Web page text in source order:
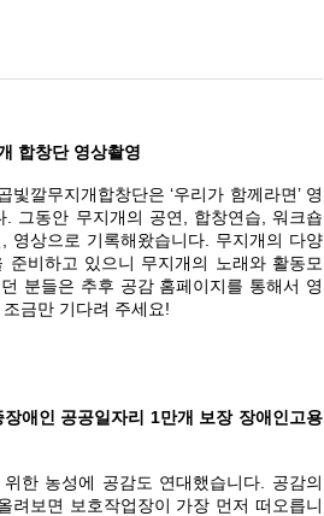
합창단 영상촬영
깔무지개합창단은 ‘우리가 함께라면’ 영
. 그동안 무지개의 공연, 합창연습, 워크숍
영상으로 기록해왔습니다. 무지개의 다양
준비하고 있으니 무지개의 노래와 활동모
분들은 추후 공감 홈페이지를 통해서 영
금만 기다려 주세요!
애인 공공일자리 1만개 보장 장애인고용
한 농성에 공감도 연대했습니다. 공감의
려보면 보호작업장이 가장 먼저 떠오릅니